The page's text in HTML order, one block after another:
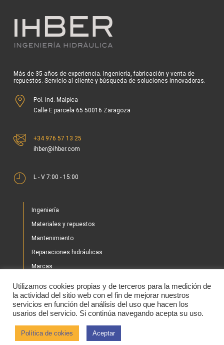
Más de 35 años de experiencia. Ingeniería, fabricación y venta de
repuestos. Servicio al cliente y búsqueda de soluciones innovadoras.
Pol. Ind. Malpica
Calle E parcela 65 50016 Zaragoza
+34 976 57 13 25
ihber@ihber.com
L - V 7:00 - 15:00
Ingeniería
Materiales y repuestos
Mantenimiento
Reparaciones hidráulicas
Marcas
Tienda
Noticias
Utilizamos cookies propias y de terceros para la medición de
la actividad del sitio web con el fin de mejorar nuestros
servicios en función del análisis del uso que hacen los
usarios del servicio. Si continúa navegando acepta su uso.
Política de cokies Aceptar